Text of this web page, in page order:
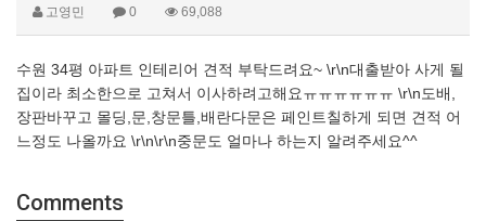
고영민 0 69,088
수원 34평 아파트 인테리어 견적 부탁드려요~ \r\n대출받아 사게 될
집이라 최소한으로 고쳐서 이사하려고해요ㅠㅠㅠㅠㅠㅠ \r\n도배,
장판바꾸고 몰딩,문,창문틀,배란다문은 페인트칠하게 되면 견적 어
느정도 나올까요 \r\n\r\n중문도 얼마나 하는지 알려주세요^^
Comments